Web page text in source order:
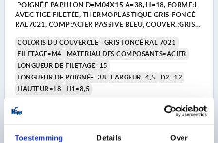
Toestemming Details Over
POIGNÉE PAPILLON D=M04X15 A=38, H=18, FORME:L
AVEC TIGE FILETÉE, THERMOPLASTIQUE GRIS FONCÉ
RAL7021, COMP:ACIER PASSIVÉ BLEU, COUVER.:GRIS
COLORIS DU COUVERCLE =GRIS FONCÉ RAL 7021
FILETAGE=M4
MATÉRIAU DES COMPOSANTS=ACIER
LONGUEUR DE FILETAGE=15
LONGUEUR DE POIGNÉE=38
LARGEUR=4,5
D2=12
HAUTEUR=18
H1=8,5
hors TVA
hors frais d’envoi
DÉTAILS